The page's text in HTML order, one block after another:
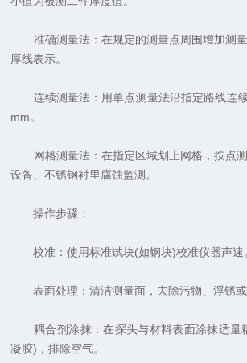
准确测量法：在规定的测量点周围增加测
厚线表示。
连续测量法：用单点测量法沿指定路线连
mm。
网格测量法：在指定区域划上网格，按点
设备、不锈钢衬里腐蚀监测。
操作步骤：
校准：使用标准试块(如钢块)校准仪器声速
表面处理：清洁测量面，去除污物、浮锈或
耦合剂涂抹：在探头与材料表面涂抹适量
凝胶)，排除空气。